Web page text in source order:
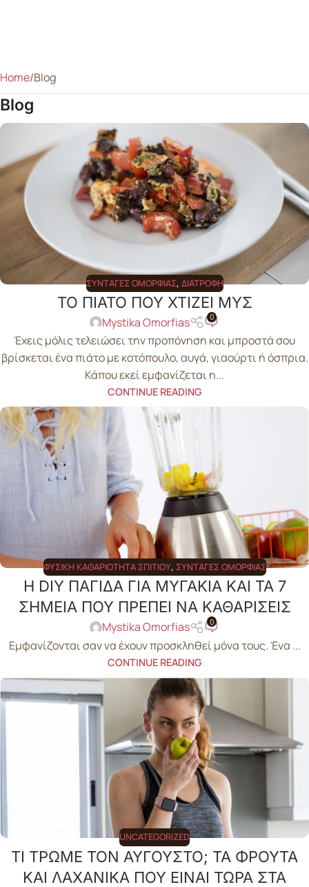
Home Blog
Blog
ΣΥΝΤΑΓΈΣ ΟΜΟΡΦΙΆΣ, ΔΙΑΤΡΟΦΉ
ΤΟ ΠΙΑΤΟ ΠΟΥ ΧΤΙΖΕΙ ΜΥΣ
Mystika Omorfias 0
Έχεις μόλις τελειώσει την προπόνηση και μπροστά σου
βρίσκεται ένα πιάτο με κοτόπουλο, αυγά, γιαούρτι ή όσπρια.
Κάπου εκεί εμφανίζεται η...
CONTINUE READING
ΦΥΣΙΚΉ ΚΑΘΑΡΙΌΤΗΤΑ ΣΠΙΤΙΟΎ, ΣΥΝΤΑΓΈΣ ΟΜΟΡΦΙΆΣ
Η DIY ΠΑΓΙΔΑ ΓΙΑ ΜΥΓΑΚΙΑ ΚΑΙ ΤΑ 7
ΣΗΜΕΙΑ ΠΟΥ ΠΡΕΠΕΙ ΝΑ ΚΑΘΑΡΙΣΕΙΣ
Mystika Omorfias 0
Εμφανίζονται σαν να έχουν προσκληθεί μόνα τους. Ένα ...
CONTINUE READING
UNCATEGORIZED
ΤΙ ΤΡΩΜΕ ΤΟΝ ΑΥΓΟΥΣΤΟ; ΤΑ ΦΡΟΥΤΑ
ΚΑΙ ΛΑΧΑΝΙΚΑ ΠΟΥ ΕΙΝΑΙ ΤΩΡΑ ΣΤΑ